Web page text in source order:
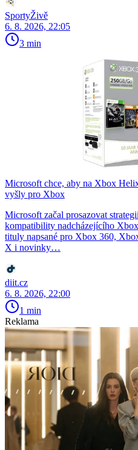
SportyŽivě
6. 8. 2026, 22:05
3 min
Microsoft chce, aby na Xbox
vyšly pro Xbox
Microsoft začal prosazovat
kompatibility nadcházejícího
tituly napsané pro Xbox 360,
X i novinky…
diit.cz
6. 8. 2026, 22:00
1 min
Reklama